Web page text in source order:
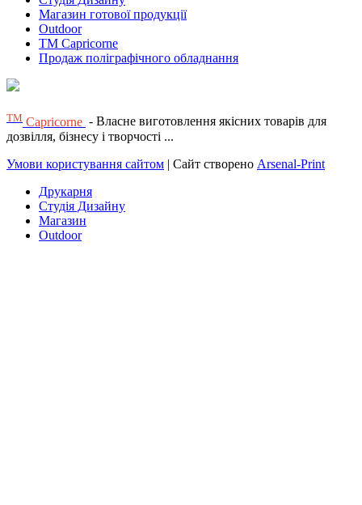
Магазин готової продукції
Outdoor
TM Capricorne
Продаж поліграфічного обладнання
ТМ Capricorne - Власне виготовлення якісних товарів для
дозвілля, бізнесу і творчості ...
Умови користування сайтом | Сайт створено Arsenal-Print
Друкарня
Студія Дизайну
Магазин
Outdoor